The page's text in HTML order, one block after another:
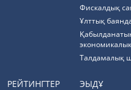
Фискалдық
Ұлттық
Талдамалық
РЕЙТИНГТЕР ЭЫДҰ